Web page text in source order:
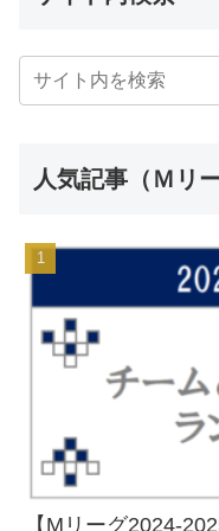
人気記事（Ｍリー
【Mリーグ2024-